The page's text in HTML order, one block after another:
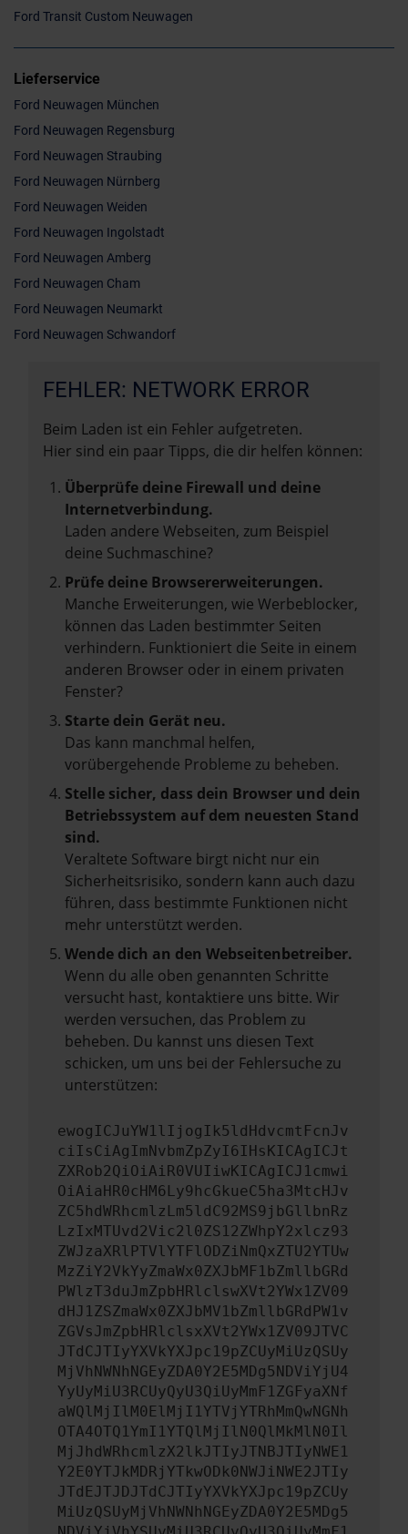
Ford Transit Custom Neuwagen
Lieferservice
Ford Neuwagen München
Ford Neuwagen Regensburg
Ford Neuwagen Straubing
Ford Neuwagen Nürnberg
Ford Neuwagen Weiden
Ford Neuwagen Ingolstadt
Ford Neuwagen Amberg
Ford Neuwagen Cham
Ford Neuwagen Neumarkt
Ford Neuwagen Schwandorf
FEHLER: NETWORK ERROR
Beim Laden ist ein Fehler aufgetreten.
Hier sind ein paar Tipps, die dir helfen können:
Überprüfe deine Firewall und deine
Internetverbindung.
Laden andere Webseiten, zum Beispiel
deine Suchmaschine?
Prüfe deine Browsererweiterungen.
Manche Erweiterungen, wie Werbeblocker,
können das Laden bestimmter Seiten
verhindern. Funktioniert die Seite in einem
anderen Browser oder in einem privaten
Fenster?
Starte dein Gerät neu.
Das kann manchmal helfen,
vorübergehende Probleme zu beheben.
Stelle sicher, dass dein Browser und dein
Betriebssystem auf dem neuesten Stand
sind.
Veraltete Software birgt nicht nur ein
Sicherheitsrisiko, sondern kann auch dazu
führen, dass bestimmte Funktionen nicht
mehr unterstützt werden.
Wende dich an den Webseitenbetreiber.
Wenn du alle oben genannten Schritte
versucht hast, kontaktiere uns bitte. Wir
werden versuchen, das Problem zu
beheben. Du kannst uns diesen Text
schicken, um uns bei der Fehlersuche zu
unterstützen:
ewogICJuYW1lIjogIk5ldHdvcmtFcnJv
ciIsCiAgImNvbmZpZyI6IHsKICAgICJt
ZXRob2QiOiAiR0VUIiwKICAgICJ1cmwi
OiAiaHR0cHM6Ly9hcGkueC5ha3MtcHJv
ZC5hdWRhcmlzLm5ldC92MS9jbGllbnRz
LzIxMTUvd2Vic2l0ZS12ZWhpY2xlcz93
ZWJzaXRlPTVlYTFlODZiNmQxZTU2YTUw
MzZiY2VkYyZmaWx0ZXJbMF1bZmllbGRd
PWlzT3duJmZpbHRlclswXVt2YWx1ZV09
dHJ1ZSZmaWx0ZXJbMV1bZmllbGRdPW1v
ZGVsJmZpbHRlclsxXVt2YWx1ZV09JTVC
JTdCJTIyYXVkYXJpc19pZCUyMiUzQSUy
MjVhNWNhNGEyZDA0Y2E5MDg5NDViYjU4
YyUyMiU3RCUyQyU3QiUyMmF1ZGFyaXNf
aWQlMjIlM0ElMjI1YTVjYTRhMmQwNGNh
OTA4OTQ1YmI1YTQlMjIlN0QlMkMlN0Il
MjJhdWRhcmlzX2lkJTIyJTNBJTIyNWE1
Y2E0YTJkMDRjYTkwODk0NWJiNWE2JTIy
JTdEJTJDJTdCJTIyYXVkYXJpc19pZCUy
MiUzQSUyMjVhNWNhNGEyZDA0Y2E5MDg5